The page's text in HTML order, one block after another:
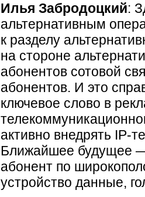
Илья Забродоцкий:
альтернативным
к разделу
на стороне
абонентов сотовой
абонентов. И это
ключевое слово в
активно внедрять IP-
Ближайшее будущее
абонент по
устройство данные,